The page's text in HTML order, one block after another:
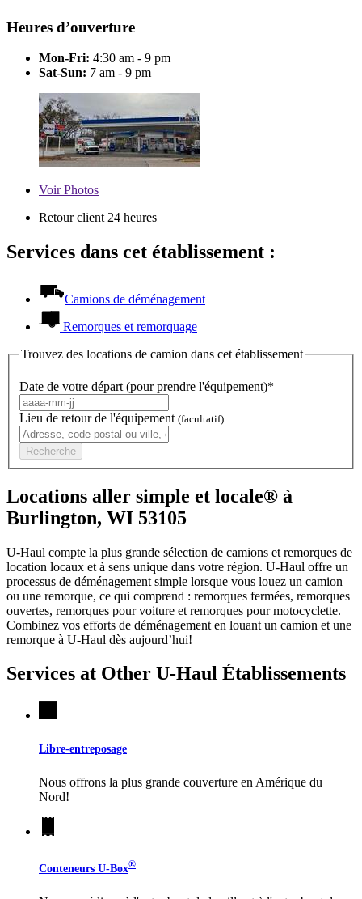
Heures d’ouverture
Mon-Fri: 4:30 am - 9 pm
Sat-Sun: 7 am - 9 pm
VoirPhotos
Retour client 24 heures
Services dans cet établissement :
Camions de déménagement
Remorques et remorquage
Trouvez des locations de camion dans cet établissement
Date de votre départ (pour prendre l'équipement)*
Lieu de retour de l'équipement (facultatif)
Recherche
Locations aller simple et locale® à
Burlington, WI 53105
U-Haul compte la plus grande sélection de camions et remorques de
location locaux et à sens unique dans votre région. U-Haul offre un
processus de déménagement simple lorsque vous louez un camion
ou une remorque, ce qui comprend : remorques fermées, remorques
ouvertes, remorques pour voiture et remorques pour motocyclette.
Combinez vos efforts de déménagement en louant un camion et une
remorque à U-Haul dès aujourd’hui!
Services at Other U-Haul Établissements
Libre-entreposage
Nous offrons la plus grande couverture en Amérique du
Nord!
Conteneurs U-Box®